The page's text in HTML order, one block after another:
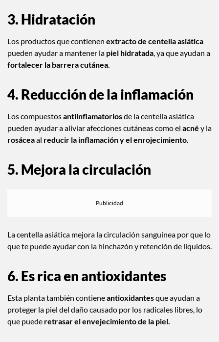
3. Hidratación
Los productos que contienen extracto de centella asiática
pueden ayudar a mantener la piel hidratada, ya que ayudan a
fortalecer la barrera cutánea.
4. Reducción de la inflamación
Los compuestosantiinflamatoriosde la centella asiática
pueden ayudar a aliviar afecciones cutáneas como el acné y la
rosáceaal reducir la inflamación y el enrojecimiento.
5. Mejora la circulación
La centella asiática mejora la circulación sanguínea por que lo
que te puede ayudar con la hinchazón y retención de líquidos.
6. Es rica en antioxidantes
Esta planta también contieneantioxidantesque ayudan a
proteger la piel del daño causado por los radicales libres, lo
que puede retrasar el envejecimiento de la piel.